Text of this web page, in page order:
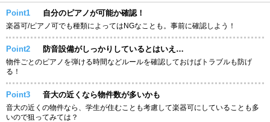
Point1 自分のピアノが可能か確認！
楽器可/ピアノ可でも種類によってはNGなことも。事前に確認しよう！
Point2 防音設備がしっかりしているとはいえ…
物件ごとのピアノを弾ける時間などルールを確認しておけばトラブルも防げ
る！
Point3 音大の近くなら物件数が多いかも
音大の近くの物件なら、学生が住むことも考慮して楽器可にしていることも多
いので狙ってみては？